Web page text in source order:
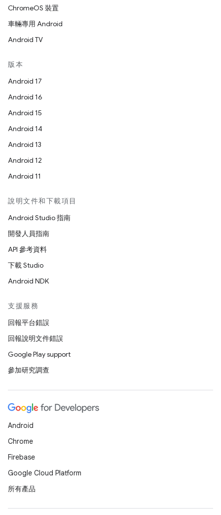
ChromeOS 裝置
車輛專用 Android
Android TV
版本
Android 17
Android 16
Android 15
Android 14
Android 13
Android 12
Android 11
說明文件和下載項目
Android Studio 指南
開發人員指南
API 參考資料
下載 Studio
Android NDK
支援服務
回報平台錯誤
回報說明文件錯誤
Google Play support
參加研究調查
Android
Chrome
Firebase
Google Cloud Platform
所有產品